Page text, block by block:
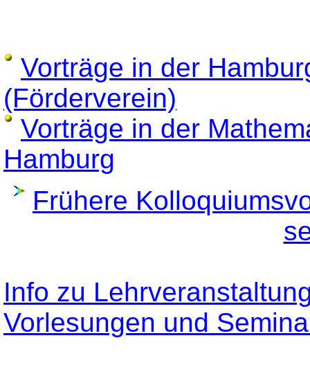
Vorträge in der
(Förderverein)
Vorträge in der
Hamburg
Frühere
Info zu
Vorlesungen und